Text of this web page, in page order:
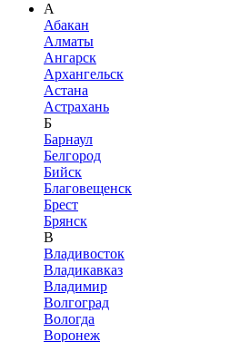
А
Абакан
Алматы
Ангарск
Архангельск
Астана
Астрахань
Б
Барнаул
Белгород
Бийск
Благовещенск
Брест
Брянск
В
Владивосток
Владикавказ
Владимир
Волгоград
Вологда
Воронеж